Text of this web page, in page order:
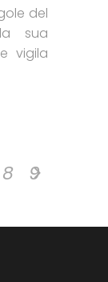
del
sua
vigila
8 9